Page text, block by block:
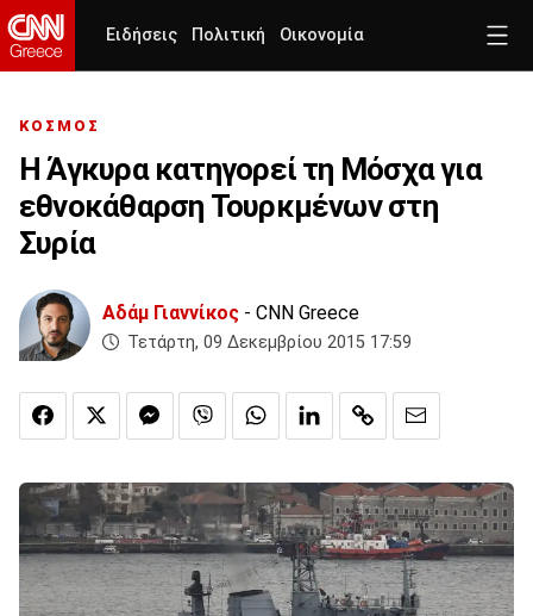
Ειδήσεις Πολιτική Οικονομία
ΚΟΣΜΟΣ
Η Άγκυρα κατηγορεί τη Μόσχα για
εθνοκάθαρση Τουρκμένων στη
Συρία
Αδάμ Γιαννίκος - CNN Greece
Τετάρτη, 09 Δεκεμβρίου 2015 17:59